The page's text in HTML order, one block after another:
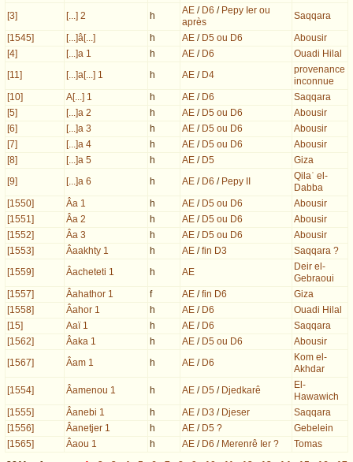
[3] [...] 2 h AE / D6 / Pepy Ier ou
après
Saqqara
[1545]
[...]â[...] h AE / D5 ou D6
Abousir
[4]
[...]a 1 h AE / D6
Ouadi Hilal
[11]
[...]a[...] 1 h AE / D4
provenance
inconnue
[10]
A[...] 1 h AE / D6
Saqqara
[5]
[...]a 2 h AE / D5 ou D6
Abousir
[6]
[...]a 3 h AE / D5 ou D6
Abousir
[7]
[...]a 4 h AE / D5 ou D6
Abousir
[8]
[...]a 5 h AE / D5
Giza
[9]
[...]a 6 h AE / D6 / Pepy II
Qilaʿ el-
Dabba
[1550]
Âa 1 h AE / D5 ou D6
Abousir
[1551]
Âa 2 h AE / D5 ou D6
Abousir
[1552]
Âa 3 h AE / D5 ou D6
Abousir
[1553]
Âaakhty 1 h AE /fin D3
Saqqara ?
[1559]
Âacheteti 1 h AE
Deir el-
Gebraoui
[1557]
Âahathor 1 f AE /fin D6
Giza
[1558]
Âahor 1 h AE / D6
Ouadi Hilal
[15]
Aaï 1 h AE / D6
Saqqara
[1562]
Âaka 1 h AE / D5 ou D6
Abousir
[1567]
Âam 1 h AE / D6
Kom el-
Akhdar
[1554]
Âamenou 1 h AE / D5 / Djedkarê
El-
Hawawich
[1555]
Âanebi 1 h AE / D3 / Djeser
Saqqara
[1556]
Âanetjer 1 h AE / D5 ?
Gebelein
[1565]
Âaou 1 h AE / D6 / Merenrê Ier ?
Tomas